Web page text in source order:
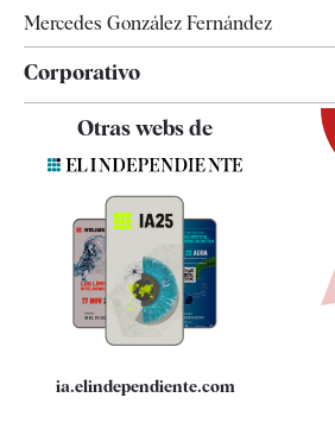
Mercedes González Fernández
Corporativo
Quiénes somos
Especificaciones
Otras webs de
ia.elindependiente.com